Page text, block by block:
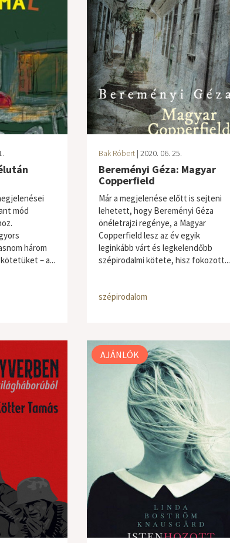
mód
három
– a...
Bak Róbert| 2020. 06. 25.
Bereményi Géza: Magyar
Copperfield
Már a megjelenése előtt is sejteni
lehetett, hogy Bereményi Géza
önéletrajzi regénye, a Magyar
Copperfield lesz az év egyik
leginkább várt és legkelendőbb
szépirodalmi kötete, hisz fokozott...
szépirodalom
AJÁNLÓK